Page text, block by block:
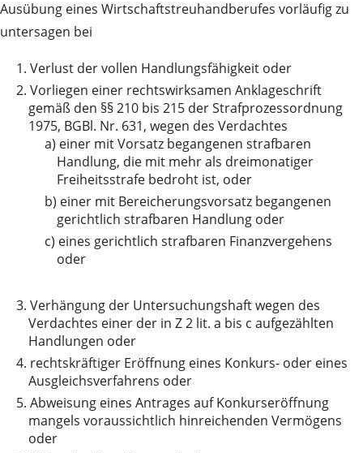
Ausübung eines Wirtschaftstreuhandberufes vorläufig zu
untersagen bei
1. Verlust der vollen Handlungsfähigkeit oder
2. Vorliegen einer rechtswirksamen Anklageschrift
gemäß den §§ 210 bis 215 der Strafprozessordnung
1975, BGBl. Nr. 631, wegen des Verdachtes
a) einer mit Vorsatz begangenen strafbaren
Handlung, die mit mehr als dreimonatiger
Freiheitsstrafe bedroht ist, oder
b) einer mit Bereicherungsvorsatz begangenen
gerichtlich strafbaren Handlung oder
c) eines gerichtlich strafbaren Finanzvergehens
oder
3. Verhängung der Untersuchungshaft wegen des
Verdachtes einer der in Z 2 lit. a bis c aufgezählten
Handlungen oder
4. rechtskräftiger Eröffnung eines Konkurs- oder eines
Ausgleichsverfahrens oder
5. Abweisung eines Antrages auf Konkurseröffnung
mangels voraussichtlich hinreichenden Vermögens
oder